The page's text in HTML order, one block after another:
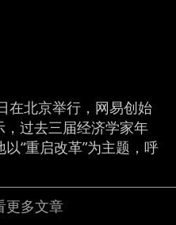
在北京举行，网易创始
，过去三届经济学家年
“重启改革”为主题，呼
更多文章